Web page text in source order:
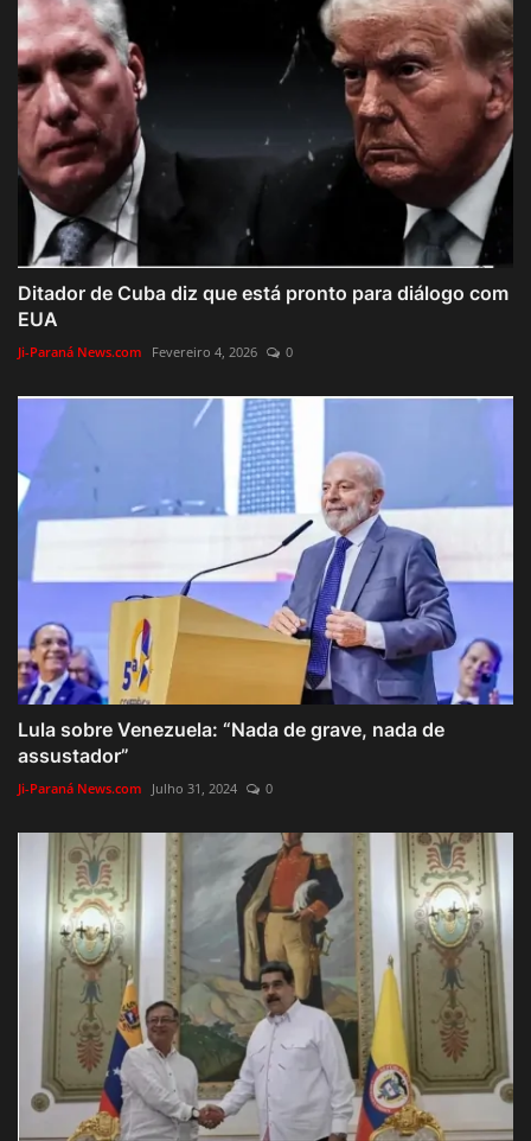
Ditador de Cuba diz que está pronto para diálogo com
EUA
Ji-Paraná News.com Fevereiro 4, 2026 0
Lula sobre Venezuela: “Nada de grave, nada de
assustador”
Ji-Paraná News.com Julho 31, 2024 0